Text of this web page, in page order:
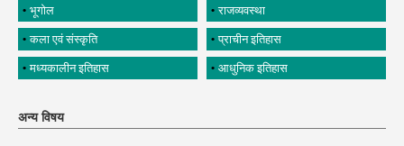
भूगोल
राजव्यवस्था
कला एवं संस्कृति
प्राचीन इतिहास
मध्यकालीन इतिहास
आधुनिक इतिहास
अन्य विषय